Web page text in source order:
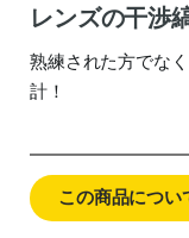
レンズの干渉
熟練された方でな
計！
この商品につい